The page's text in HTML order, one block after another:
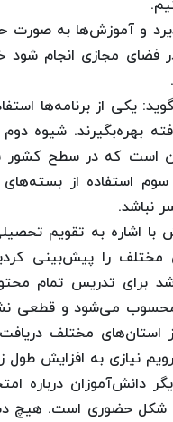
و آموزش‌ها به صورت
فضای مجازی انجام شود
یکی از برنامه‌ها
بهره‌بگیرند. شیوه
است که در سطح کشور
استفاده از
نباشد.
اشاره به تقویم
را پیش‌بینی
برای تدریس تمام
محسوب می‌شود و قطعی
استان‌های مختلف
نیازی به افزایش
دانش‌آموزان
به شکل حضوری است.